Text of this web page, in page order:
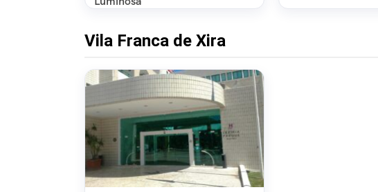
Vila Franca de Xira